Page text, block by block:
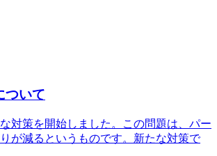
ついて
対策を開始しました。この問題は、パー
が減るというものです。新たな対策で